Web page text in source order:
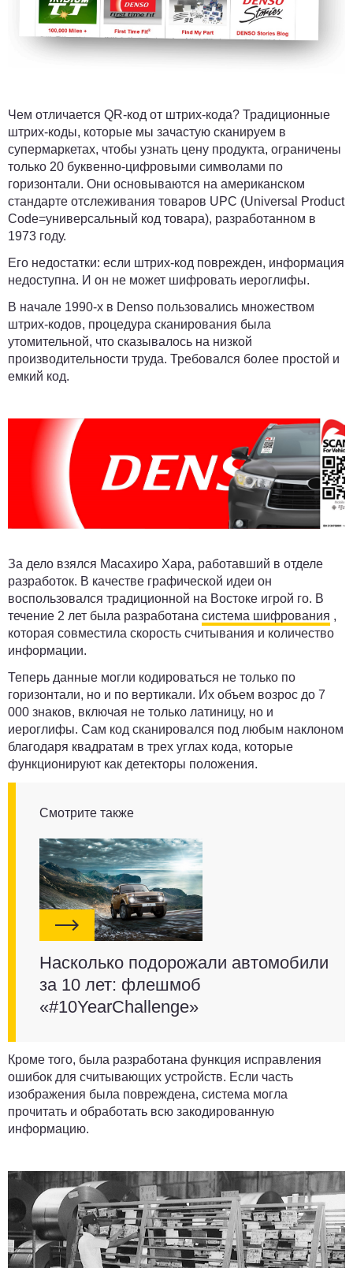
Чем отличается QR-код от штрих-кода? Традиционные
штрих-коды, которые мы зачастую сканируем в
супермаркетах, чтобы узнать цену продукта, ограничены
только 20 буквенно-цифровыми символами по
горизонтали. Они основываются на американском
стандарте отслеживания товаров UPC (Universal Product
Code=универсальный код товара), разработанном в
1973 году.
Его недостатки: если штрих-код поврежден, информация
недоступна. И он не может шифровать иероглифы.
В начале 1990-х в Denso пользовались множеством
штрих-кодов, процедура сканирования была
утомительной, что сказывалось на низкой
производительности труда. Требовался более простой и
емкий код.
За дело взялся Масахиро Хара, работавший в отделе
разработок. В качестве графической идеи он
воспользовался традиционной на Востоке игрой го. В
течение 2 лет была разработана система шифрования ,
которая совместила скорость считывания и количество
информации.
Теперь данные могли кодироваться не только по
горизонтали, но и по вертикали. Их объем возрос до 7
000 знаков, включая не только латиницу, но и
иероглифы. Сам код сканировался под любым наклоном
благодаря квадратам в трех углах кода, которые
функционируют как детекторы положения.
Смотрите также
Насколько подорожали автомобили
за 10 лет: флешмоб
«#10YearChallenge»
Кроме того, была разработана функция исправления
ошибок для считывающих устройств. Если часть
изображения была повреждена, система могла
прочитать и обработать всю закодированную
информацию.